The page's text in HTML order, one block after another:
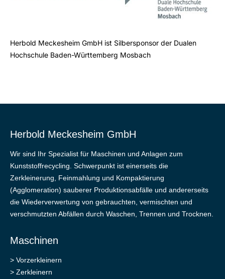
Herbold Meckesheim GmbH ist Silbersponsor der Dualen
Hochschule Baden-Württemberg Mosbach
Herbold Meckesheim GmbH
Wir sind Ihr Spezialist für Maschinen und Anlagen zum
Kunststoffrecycling. Schwerpunkt ist einerseits die
Zerkleinerung, Feinmahlung und Kompaktierung
(Agglomeration) sauberer Produktionsabfälle und andererseits
die Wiederverwertung von gebrauchten, vermischten und
verschmutzten Abfällen durch Waschen, Trennen und Trocknen.
Maschinen
> Vorzerkleinern
> Zerkleinern